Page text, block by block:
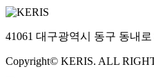
41061 대구광역시 동구 동내
Copyright© KERIS. ALL